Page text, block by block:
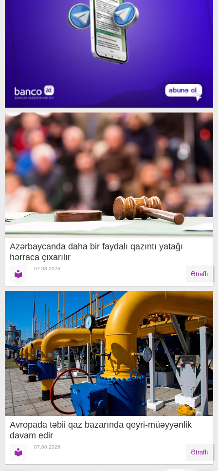
Azərbaycanda daha bir faydalı qazıntı yatağı
hərraca çıxarılır
07.08.2026
Ətraflı
Avropada təbii qaz bazarında qeyri-müəyyənlik
davam edir
07.08.2026
Ətraflı